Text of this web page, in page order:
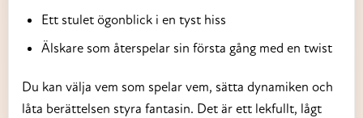
Ett stulet ögonblick i en tyst hiss
Älskare som återspelar sin första gång med en twist
Du kan välja vem som spelar vem, sätta dynamiken och
låta berättelsen styra fantasin. Det är ett lekfullt, lågt